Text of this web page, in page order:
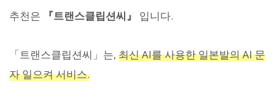
추천은 『트랜스클립션씨』 입니다.
「트랜스클립션씨」는, 최신 AI를 사용한 일본발의 AI 문
자 일으켜 서비스.